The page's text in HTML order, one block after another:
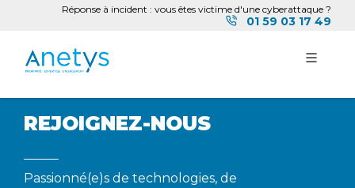
Réponse à incident : vous êtes victime d'une cyberattaque ?
01 59 03 17 49
REJOIGNEZ-NOUS
Passionné(e)s de technologies, de